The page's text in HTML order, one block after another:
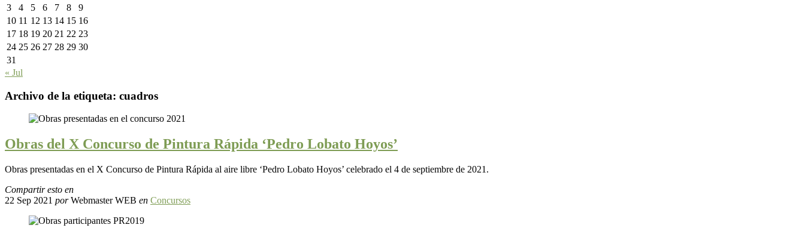
3
4 5 6 7 8
9
10 11 12 13 14 15 16
17 18 19 20 21 22 23
24 25 26 27 28 29 30
31
« Jul
Archivo de la etiqueta: cuadros
Obras del X Concurso de Pintura Rápida ‘Pedro Lobato Hoyos’
Obras presentadas en el X Concurso de Pintura Rápida al aire libre ‘Pedro Lobato Hoyos’ celebrado el 4 de septiembre de 2021.
Compartir esto en
22 Sep 2021 porWebmaster WEB en Concursos